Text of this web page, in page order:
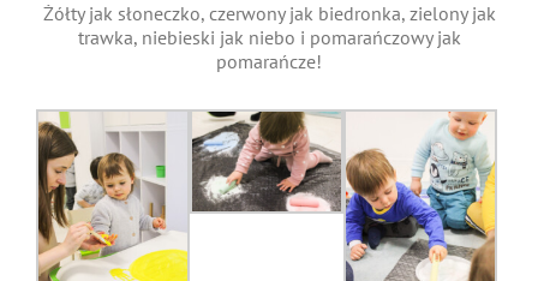
Żółty jak słoneczko, czerwony jak biedronka, zielony jak
trawka, niebieski jak niebo i pomarańczowy jak
pomarańcze!